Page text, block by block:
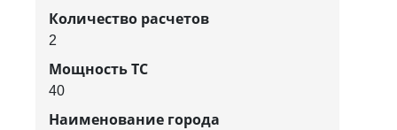
Количество расчетов
2
Мощность ТС
40
Наименование города